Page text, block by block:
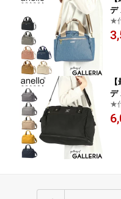
デ
llo
小
★
デ
旅
お
★
シ